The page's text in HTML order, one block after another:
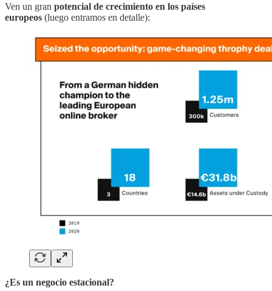
Ven un gran potencial de crecimiento en los países
europeos (luego entramos en detalle):
¿Es un negocio estacional?